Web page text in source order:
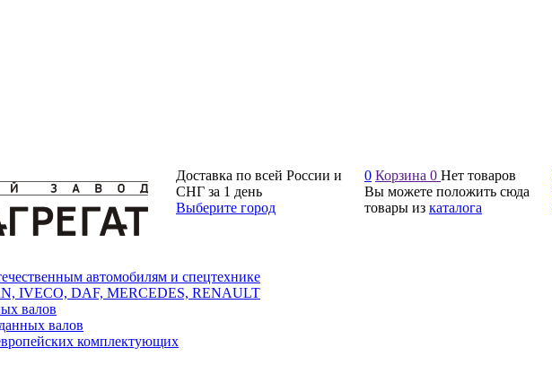
Доставка по всей России и
СНГ за 1 день
Выберите город
0 Корзина 0 Нет товаров
Вы можете положить сюда
товары из каталога
автомобилям и спецтехнике
IVECO, DAF, MERCEDES, RENAULT
валов
валов
комплектующих